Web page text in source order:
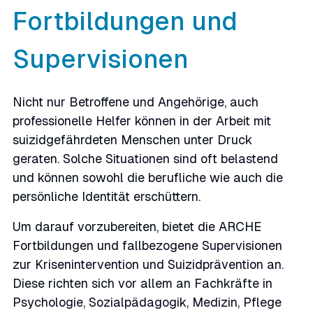
Fortbildungen und
Supervisionen
Nicht nur Betroffene und Angehörige, auch
professionelle Helfer können in der Arbeit mit
suizidgefährdeten Menschen unter Druck
geraten. Solche Situationen sind oft belastend
und können sowohl die berufliche wie auch die
persönliche Identität erschüttern.
Um darauf vorzubereiten, bietet die ARCHE
Fortbildungen und fallbezogene Supervisionen
zur Krisenintervention und Suizidprävention an.
Diese richten sich vor allem an Fachkräfte in
Psychologie, Sozialpädagogik, Medizin, Pflege